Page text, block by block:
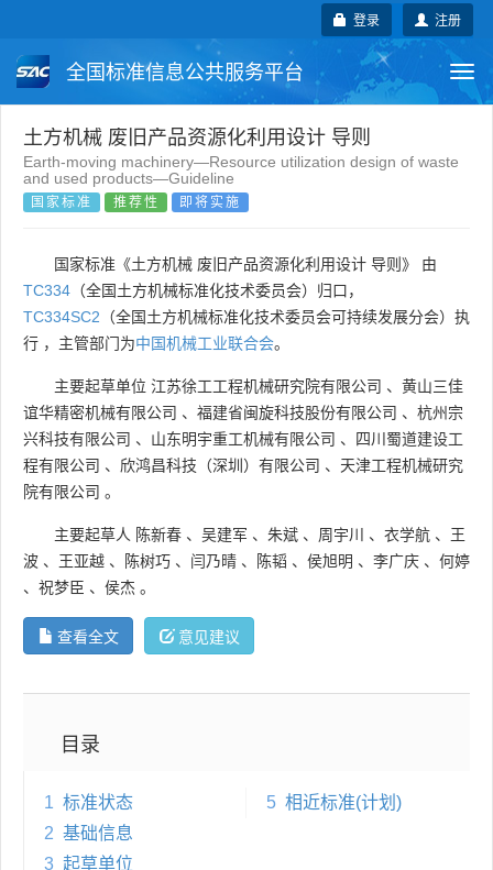
注册
登录
全国标准信息公共服务平台
国家标准 行业标准 地方标准
团体标准 企业标准
土方机械 废旧产品资源化利用设计 导则
Earth-moving machinery—Resource utilization design of waste
and used products—Guideline
国家标准 推荐性 即将实施
国家标准《土方机械 废旧产品资源化利用设计 导则》 由
TC334 （全国土方机械标准化技术委员会）归口，
TC334SC2 （全国土方机械标准化技术委员会可持续发展分会）执
行 ，主管部门为中国机械工业联合会。
主要起草单位 江苏徐工工程机械研究院有限公司 、 黄山三佳
谊华精密机械有限公司 、 福建省闽旋科技股份有限公司 、 杭州宗
兴科技有限公司 、 山东明宇重工机械有限公司 、
四川蜀道建设工
程有限公司 、 欣鸿昌科技（深圳）有限公司 、 天津工程机械研究
院有限公司 。
主要起草人 陈新春 、 吴建军 、 朱斌 、 周宇川 、 衣学航 、 王
波 、 王亚越 、 陈树巧 、 闫乃晴 、 陈韬 、 侯旭明 、 李广庆 、 何婷
、 祝梦臣 、 侯杰 。
查看全文 意见建议
目录
1 标准状态
2 基础信息
3 起草单位
5 相近标准(计划)